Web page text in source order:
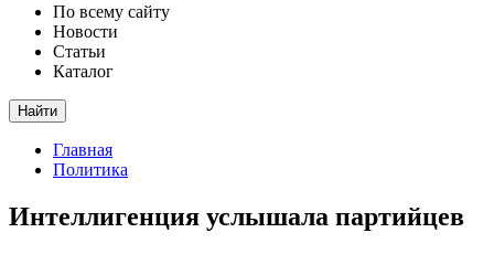
По всему сайту
Новости
Статьи
Каталог
Найти
Главная
Политика
Интеллигенция услышала партийцев